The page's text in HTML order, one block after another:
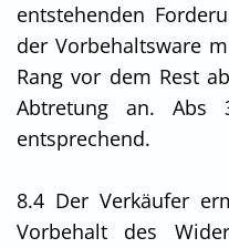
entstehenden
der Vorbehaltsware
Rang vor dem Rest
Abtretung an.
entsprechend.
8.4 Der Verkäufer
Vorbehalt des